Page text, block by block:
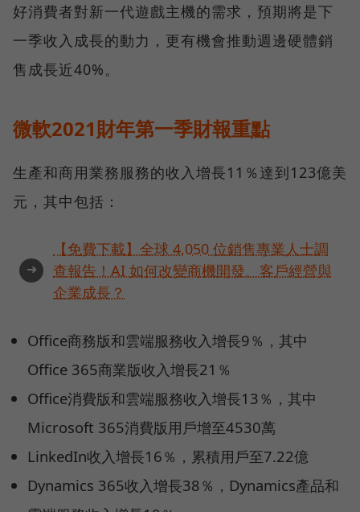
好消費者對新一代遊戲主機的需求，預期將是下
一季收入成長的動力，更有機會推動週邊硬體銷
售成長近40%。
微軟2021財年第一季財報重點
生產和商用業務服務的收入增長11％達到123億美
元，其中包括：
➜
【免費下載】全球 4,050 位銷售專業人士調
查報告！AI 如何改變商機開發、客戶經營與
企業成長？
Office商務版和雲端服務收入增長9％，其中
Office 365商業版收入增長21％
Office消費版和雲端服務收入增長13％，其中
Microsoft 365消費版用戶增至4530萬
LinkedIn收入增長16％，累積用戶至7.22億
Dynamics 365收入增長38％，Dynamics產品和